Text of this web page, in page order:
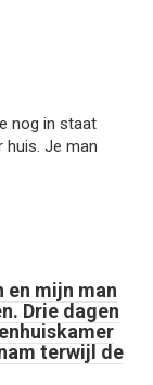
nog in staat
huis. Je man
en mijn man
Drie dagen
terwijl de